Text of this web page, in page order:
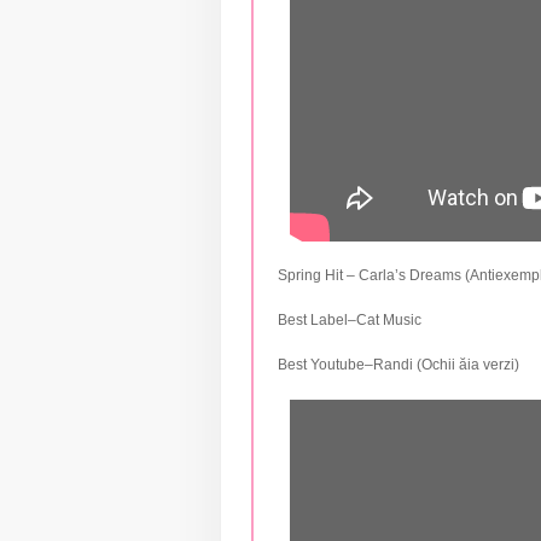
Spring Hit – Carla’s Dreams
Best Label–Cat Music
Best Youtube–Randi (Ochii ăia verzi)